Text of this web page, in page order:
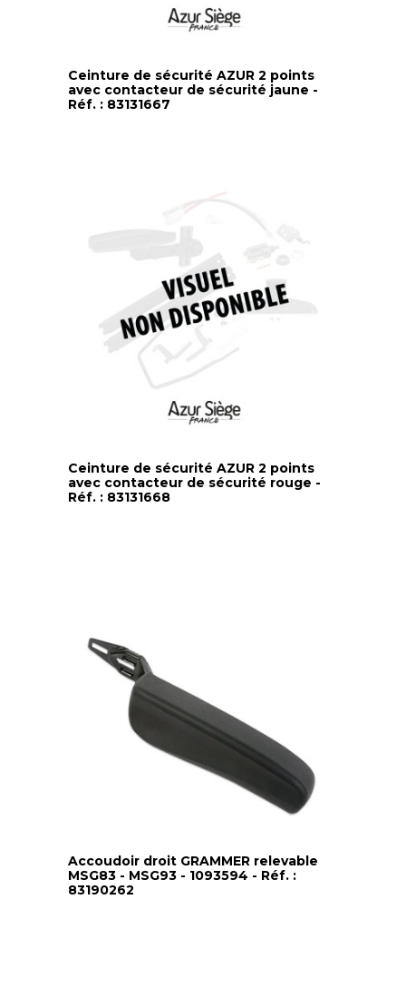
Ceinture de sécurité AZUR 2 points
avec contacteur de sécurité jaune -
Réf. : 83131667
Ceinture de sécurité AZUR 2 points
avec contacteur de sécurité rouge -
Réf. : 83131668
Accoudoir droit GRAMMER relevable
MSG83 - MSG93 - 1093594 - Réf. :
83190262